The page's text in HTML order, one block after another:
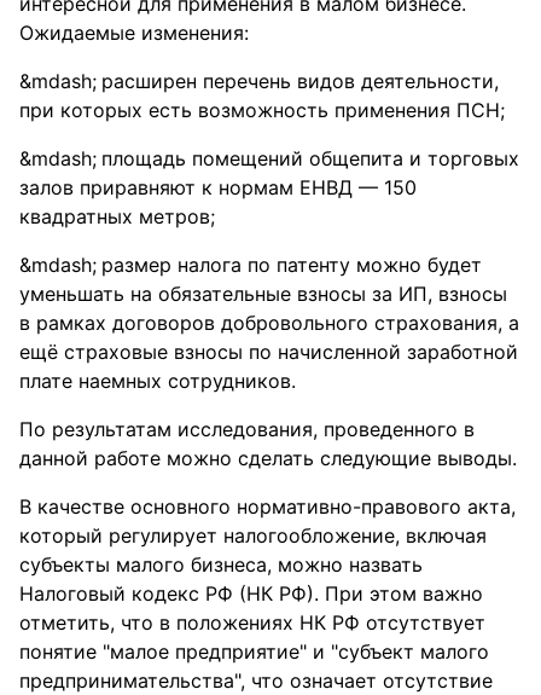
Ожидаемые изменения:
расширен перечень видов деятельности,
при которых есть возможность применения ПСН;
площадь помещений общепита и торговых
залов приравняют к нормам ЕНВД — 150
квадратных метров;
размер налога по патенту можно будет
уменьшать на обязательные взносы за ИП, взносы
в рамках договоров добровольного страхования, а
ещё страховые взносы по начисленной заработной
плате наемных сотрудников.
По результатам исследования, проведенного в
данной работе можно сделать следующие выводы.
В качестве основного нормативно-правового акта,
который регулирует налогообложение, включая
субъекты малого бизнеса, можно назвать
Налоговый кодекс РФ (НК РФ). При этом важно
отметить, что в положениях НК РФ отсутствует
понятие "малое предприятие" и "субъект малого
предпринимательства", что означает отсутствие